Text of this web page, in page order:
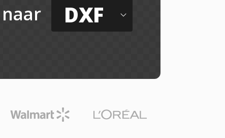
naar DXF